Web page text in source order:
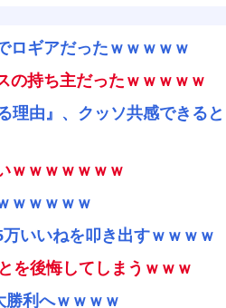
ロギアだったｗｗｗｗｗ
の持ち主だったｗｗｗｗｗ
理由』、クッソ共感できると
ｗｗｗｗｗｗｗ
ｗｗｗｗｗ
いいねを叩き出すｗｗｗｗ
を後悔してしまうｗｗｗ
勝利へｗｗｗｗ